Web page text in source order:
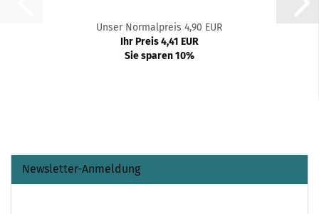
Unser Normalpreis 4,90 EUR
Ihr Preis 4,41 EUR
Sie sparen 10%
Newsletter-Anmeldung